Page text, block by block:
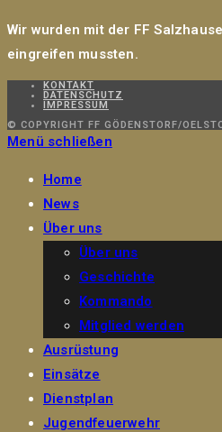
Wir wurden mit der FF
eingreifen mussten.
KONTAKT
DATENSCHUTZ
IMPRESSUM
© COPYRIGHT FF GÖDENSTORF/
Menü schließen
Home
News
Über uns
Über uns
Geschichte
Kommando
Mitglied werden
Ausrüstung
Einsätze
Dienstplan
Jugendfeuerwehr